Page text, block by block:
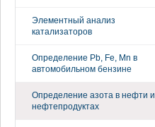
Элементный анализ
катализаторов
Определение Pb, Fe, Mn в
автомобильном бензине
Определение азота в нефти и
нефтепродуктах